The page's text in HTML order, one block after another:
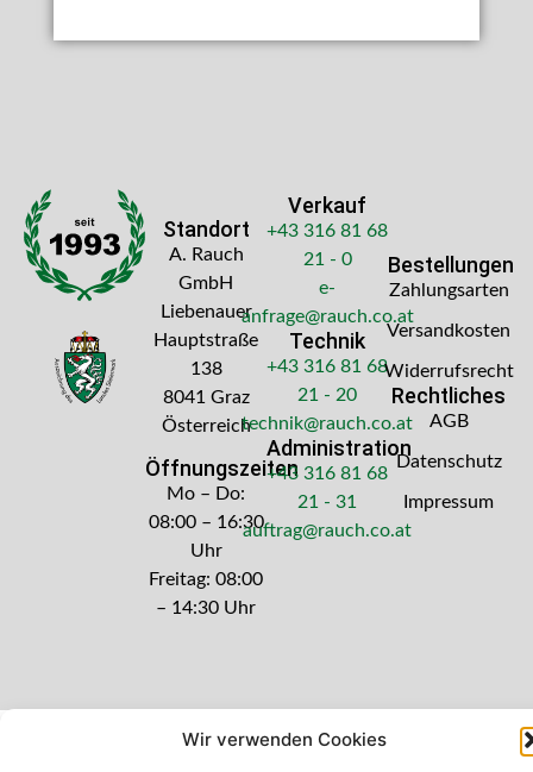
Wir verwenden Cookies
Standort
A. Rauch
GmbH
Liebenauer
Hauptstraße
138
8041 Graz
Österreich
Öffnungszeiten
Mo – Do:
08:00 – 16:30
Uhr
Freitag: 08:00
– 14:30 Uhr
Verkauf
+43 316 81 68
21 - 0
e-
anfrage@rauch.co.at
Technik
+43 316 81 68
21 - 20
technik@rauch.co.at
Administration
+43 316 81 68
21 - 31
auftrag@rauch.co.at
Bestellungen
Zahlungsarten
Versandkosten
Widerrufsrecht
Rechtliches
AGB
Datenschutz
Impressum
Bei diesem Webshop handelt es sich um